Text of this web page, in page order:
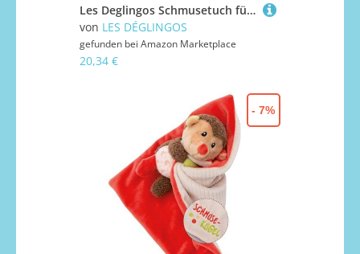
Les Deglingos Schmusetuch für Babys, Chillos der Faultier, grün, Plüschtier, klein, Simply mit Geschenkbox, ultraweich, ab Geburt, 22 cm, grün, Mädchen und Jungen, 32133B
von LES DÉGLINGOS
gefunden bei Amazon Marketplace
20,34 €
- 7%